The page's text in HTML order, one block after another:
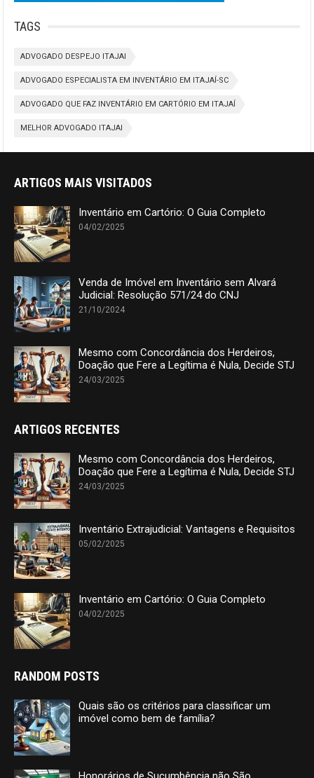
TAGS
ADVOGADO DESPEJO ITAJAI
ADVOGADO ESPECIALISTA EM INVENTÁRIO EM ITAJAÍ-SC
ADVOGADO QUE FAZ INVENTÁRIO EM CARTÓRIO EM ITAJAÍ
MELHOR ADVOGADO ITAJAI
ARTIGOS MAIS VISITADOS
Inventário em Cartório: O Guia Completo
04/02/2025
Venda de Imóvel em Inventário sem Alvará
Judicial: Resolução 571/24 do CNJ
21/10/2024
Mesmo com Concordância dos Herdeiros,
Doação que Fere a Legítima é Nula, Decide STJ
24/03/2025
ARTIGOS RECENTES
Mesmo com Concordância dos Herdeiros,
Doação que Fere a Legítima é Nula, Decide STJ
24/03/2025
Inventário Extrajudicial: Vantagens e Requisitos
05/02/2025
Inventário em Cartório: O Guia Completo
04/02/2025
RANDOM POSTS
Quais são os critérios para classificar um
imóvel como bem de família?